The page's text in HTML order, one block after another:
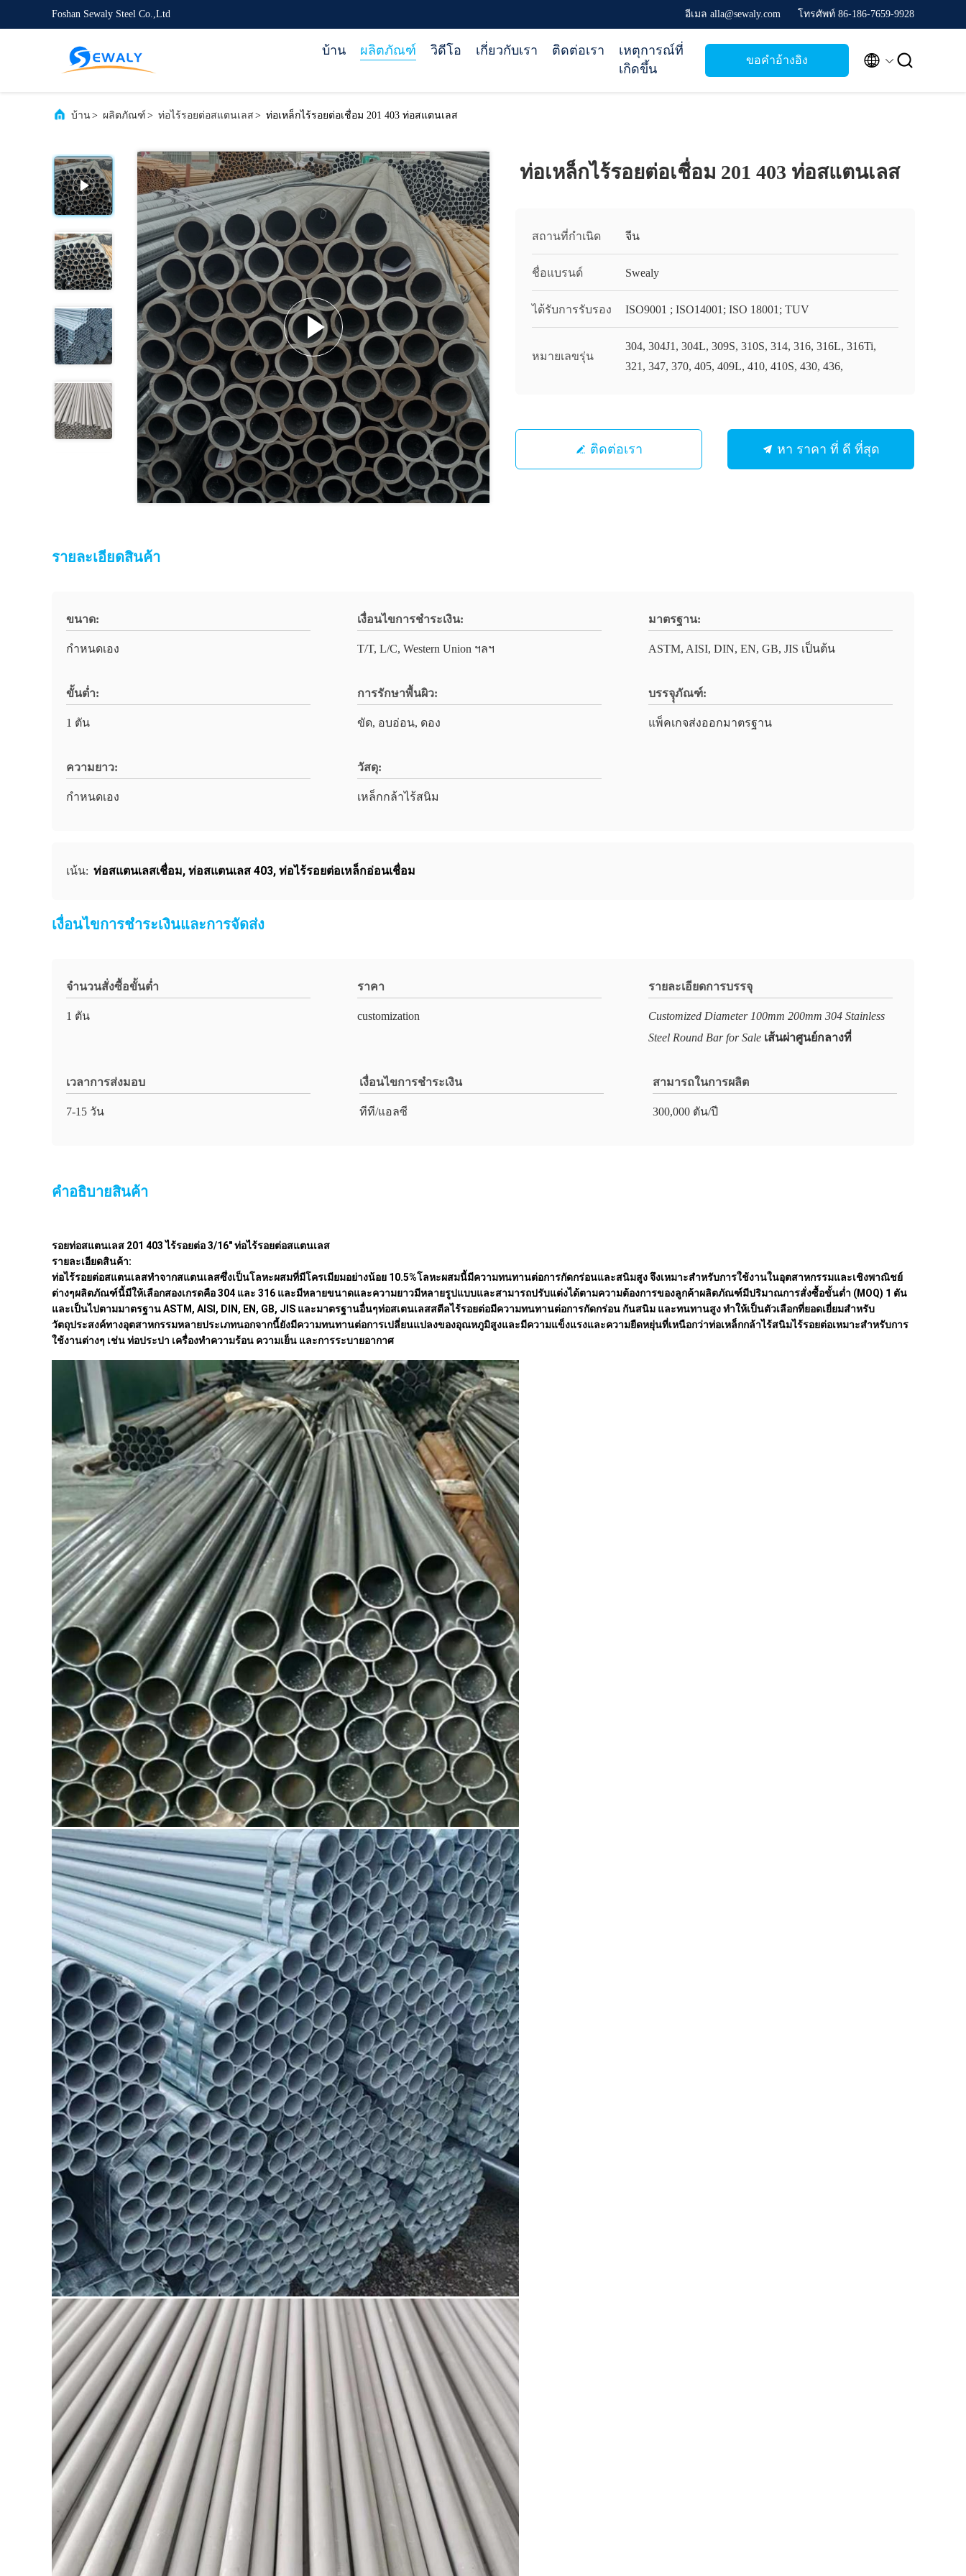
Foshan Sewaly Steel Co.,Ltd อีเมล alla@sewaly.com โทรศัพท์ 86-186-7659-9928
บ้าน ผลิตภัณฑ์ วิดีโอ เกี่ยวกับเรา ติดต่อเรา
เหตุการณ์ที่
เกิดขึ้น
ขอคําอ้างอิง  
บ้าน> ผลิตภัณฑ์ > ท่อไร้รอยต่อสแตนเลส > ท่อเหล็กไร้รอยต่อเชื่อม 201 403 ท่อสแตนเลส
ท่อเหล็กไร้รอยต่อเชื่อม 201 403 ท่อสแตนเลส
สถานที่กำเนิด จีน
ชื่อแบรนด์ Swealy
ได้รับการรับรอง ISO9001 ; ISO14001; ISO 18001; TUV
หมายเลขรุ่น
304, 304J1, 304L, 309S, 310S, 314, 316, 316L, 316Ti,
321, 347, 370, 405, 409L, 410, 410S, 430, 436,
ติดต่อเรา หา ราคา ที่ ดี ที่สุด
รายละเอียดสินค้า
ขนาด:
กำหนดเอง
เงื่อนไขการชำระเงิน:
T/T, L/C, Western Union ฯลฯ
มาตรฐาน:
ASTM, AISI, DIN, EN, GB, JIS เป็นต้น
ขั้นต่ำ:
1 ตัน
การรักษาพื้นผิว:
ขัด, อบอ่อน, ดอง
บรรจุุภัณฑ์:
แพ็คเกจส่งออกมาตรฐาน
ความยาว:
กำหนดเอง
วัสดุ:
เหล็กกล้าไร้สนิม
เน้น: ท่อสแตนเลสเชื่อม, ท่อสแตนเลส 403, ท่อไร้รอยต่อเหล็กอ่อนเชื่อม
เงื่อนไขการชําระเงินและการจัดส่ง
จำนวนสั่งซื้อขั้นต่ำ
1 ตัน
ราคา
customization
รายละเอียดการบรรจุ
Customized Diameter 100mm 200mm 304 Stainless
Steel Round Bar for Sale เส้นผ่าศูนย์กลางที่
เวลาการส่งมอบ
7-15 วัน
เงื่อนไขการชำระเงิน
ทีที/แอลซี
สามารถในการผลิต
300,000 ตัน/ปี
คําอธิบายสินค้า
รอยท่อสแตนเลส 201 403 ไร้รอยต่อ 3/16" ท่อไร้รอยต่อสแตนเลส
รายละเอียดสินค้า:
ท่อไร้รอยต่อสแตนเลสทำจากสแตนเลสซึ่งเป็นโลหะผสมที่มีโครเมียมอย่างน้อย 10.5%โลหะผสมนี้มีความทนทานต่อการกัดกร่อนและสนิมสูง จึงเหมาะสำหรับการใช้งานในอุตสาหกรรมและเชิงพาณิชย์
ต่างๆผลิตภัณฑ์นี้มีให้เลือกสองเกรดคือ 304 และ 316 และมีหลายขนาดและความยาวมีหลายรูปแบบและสามารถปรับแต่งได้ตามความต้องการของลูกค้าผลิตภัณฑ์มีปริมาณการสั่งซื้อขั้นต่ำ (MOQ) 1 ตัน
และเป็นไปตามมาตรฐาน ASTM, AISI, DIN, EN, GB, JIS และมาตรฐานอื่นๆท่อสเตนเลสสตีลไร้รอยต่อมีความทนทานต่อการกัดกร่อน กันสนิม และทนทานสูง ทำให้เป็นตัวเลือกที่ยอดเยี่ยมสำหรับ
วัตถุประสงค์ทางอุตสาหกรรมหลายประเภทนอกจากนี้ยังมีความทนทานต่อการเปลี่ยนแปลงของอุณหภูมิสูงและมีความแข็งแรงและความยืดหยุ่นที่เหนือกว่าท่อเหล็กกล้าไร้สนิมไร้รอยต่อเหมาะสำหรับการ
ใช้งานต่างๆ เช่น ท่อประปา เครื่องทำความร้อน ความเย็น และการระบายอากาศ